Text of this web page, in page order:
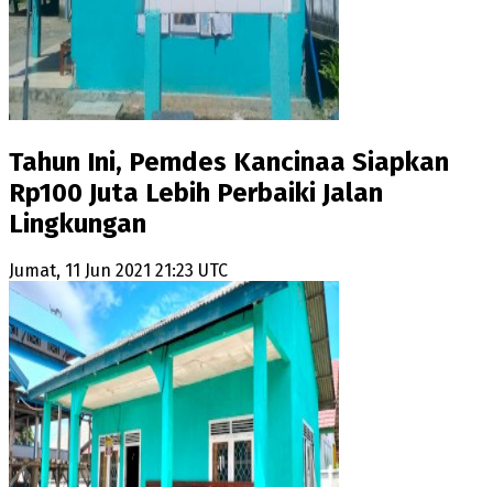
Tahun Ini, Pemdes Kancinaa Siapkan
Rp100 Juta Lebih Perbaiki Jalan
Lingkungan
Jumat, 11 Jun 2021 21:23 UTC